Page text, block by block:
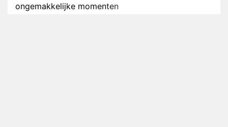
ongemakkelijke momenten